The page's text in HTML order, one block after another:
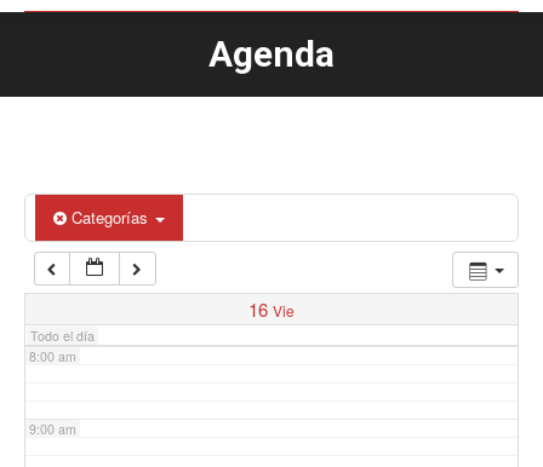
Agenda
Estás aquí:
Categorías
16 Vie
Todo el día
6:00 am
7:00 am
8:00 am
9:00 am